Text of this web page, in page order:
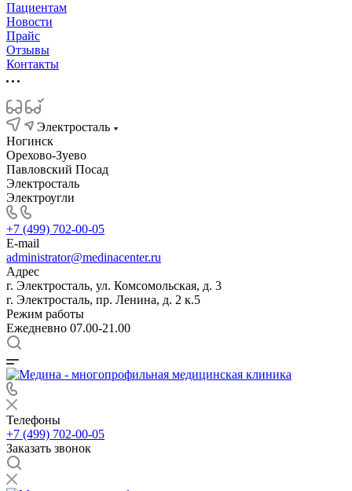
Пациентам
Новости
Прайс
Отзывы
Контакты
Электросталь
Ногинск
Орехово-Зуево
Павловский Посад
Электросталь
Электроугли
+7 (499) 702-00-05
E-mail
administrator@medinacenter.ru
Адрес
г. Электросталь, ул. Комсомольская, д. 3
г. Электросталь, пр. Ленина, д. 2 к.5
Режим работы
Ежедневно 07.00-21.00
Телефоны
+7 (499) 702-00-05
Заказать звонок